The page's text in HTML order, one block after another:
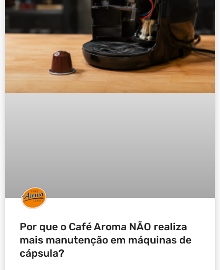
Por que o Café Aroma NÃO realiza
mais manutenção em máquinas de
cápsula?